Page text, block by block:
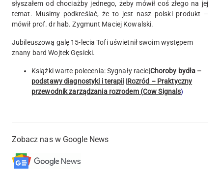
słyszałem od chociażby jednego, żeby mówił coś złego na jej
temat. Musimy podkreślać, że to jest nasz polski produkt –
mówił prof. dr hab. Zygmunt Maciej Kowalski.
Jubileuszową galę 15-lecia Tofi uświetnił swoim występem
znany bard Wojtek Gęsicki.
Książki warte polecenia:Sygnały racic|Choroby bydła –
podstawy diagnostyki i terapii |Rozród – Praktyczny
przewodnik zarządzania rozrodem (Cow Signals)
Zobacz nas w Google News